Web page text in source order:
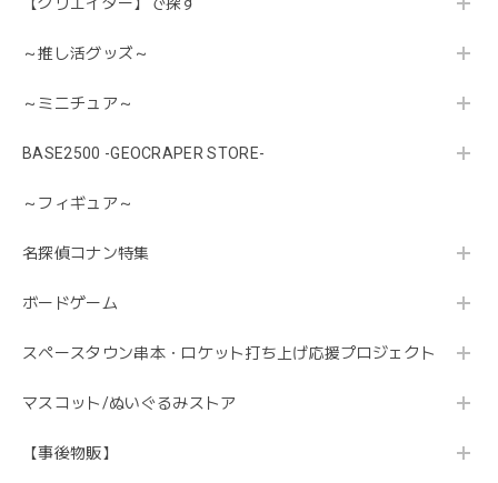
【クリエイター】で探す
～推し活グッズ～
～ミニチュア～
BASE2500 -GEOCRAPER STORE-
～フィギュア～
名探偵コナン特集
ボードゲーム
スペースタウン串本・ロケット打ち上げ応援プロジェクト
マスコット/ぬいぐるみストア
【事後物販】